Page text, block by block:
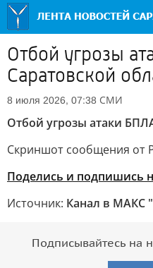
Отбой угрозы
Саратовской
8 июля 2026, 07:38 СМИ
Отбой угрозы атаки
Скриншот сообщения от
Поделись и подпишись
Источник: Канал в МАКС
Подписывайтесь на